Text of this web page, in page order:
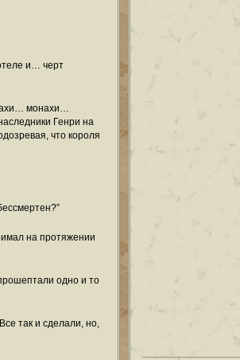
и… черт
монахи…
Генри на
что короля
на протяжении
одно и то
так и сделали, но,